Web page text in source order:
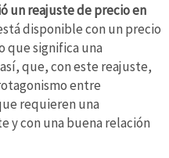
un reajuste de precio en
disponible con un precio
que significa una
que, con este reajuste,
entre
requieren una
y con una buena relación